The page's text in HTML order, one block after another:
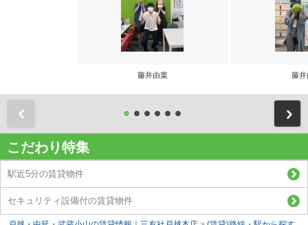
藤井由葉 藤井
こだわり特集
駅近5分の賃貸物件
セキュリティ設備付の賃貸物件